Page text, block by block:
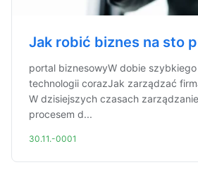
Jak robić biznes na sto
portal biznesowyW dobie
technologii corazJak zarządzać
W dzisiejszych czasach
procesem d...
30.11.-0001